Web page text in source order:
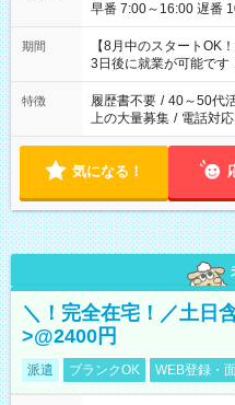
早番 7:00～16:00 遅番
と休みを合わせたい」
「できれば残業はした
ね。 ※Wワーク希望の方へ 今ご覧のお仕事で希望する勤務時間
と、もう1つのお仕事の
合は応募できません。
期間
【8月中のスタート
3日後に就業が可能です
特徴 履歴書不要 / 40～50代
上の大量募集 / 電話対
気になる！
＼！完全在宅！／土日
>@2400円
派遣 ブランクOK WEB登録・